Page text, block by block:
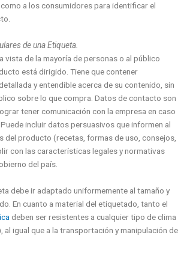
a los consumidores para identificar el
de una Etiqueta.
vista de la mayoría de personas o al público
está dirigido. Tiene que contener
y entendible acerca de su contenido, sin
sobre lo que compra. Datos de contacto son
tener comunicación con la empresa en caso
incluir datos persuasivos que informen al
del producto (recetas, formas de uso, consejos,
con las características legales y normativas
del país.
debe ir adaptado uniformemente al tamaño y
En cuanto a material del etiquetado, tanto el
deben ser resistentes a cualquier tipo de clima
igual que a la transportación y manipulación de